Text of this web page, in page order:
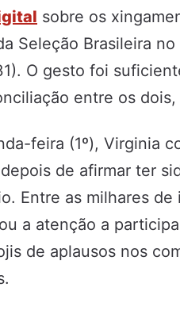
sobre os
Seleção Brasileira no
O gesto foi
entre os
feira (1º), Virginia
de afirmar ter
Entre as milhares
a atenção a
de aplausos nos